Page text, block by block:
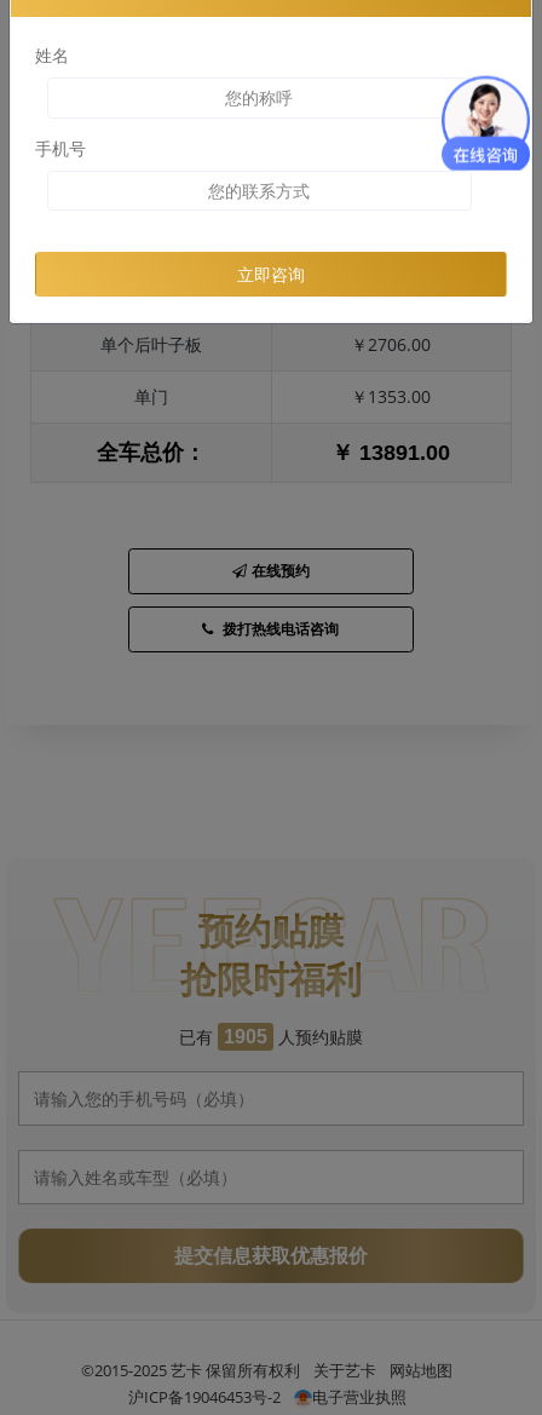
车顶 ￥2249.00
单个后叶子板 ￥2706.00
单门 ￥1353.00
全车总价： ￥ 13891.00
在线预约
拨打热线电话咨询
预约贴膜
抢限时福利
已有 1905 人预约贴膜
提交信息获取优惠报价
©2015-2025 艺卡 保留所有权利 关于艺卡
网站地图
沪ICP备19046453号-2
电子营业执照
姓名
手机号
立即咨询